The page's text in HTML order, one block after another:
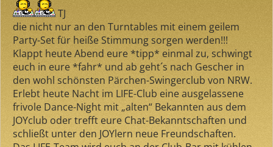
TJ
die nicht nur an den Turntables mit einem geilem
Party-Set für heiße Stimmung sorgen werden!!!
Klappt heute Abend eure *tipp* einmal zu, schwingt
euch in eure *fahr* und ab geht´s nach Gescher in
den wohl schönsten Pärchen-Swingerclub von NRW.
Erlebt heute Nacht im LIFE-Club eine ausgelassene
frivole Dance-Night mit „alten“ Bekannten aus dem
JOYclub oder trefft eure Chat-Bekanntschaften und
schließt unter den JOYlern neue Freundschaften.